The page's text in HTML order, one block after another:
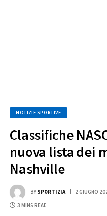
NOTIZIE SPORTIVE
Classifiche
nuova lista dei
Nashville
BY SPORTIZIA 2 GIUGNO
3 MINS READ